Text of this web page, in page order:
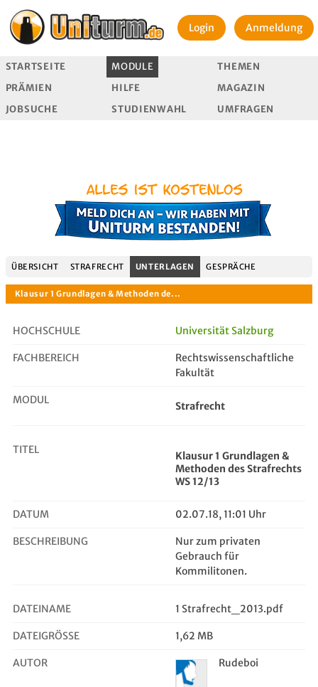
Login Anmeldung
STARTSEITE MODULE
THEMEN
PRÄMIEN
HILFE
MAGAZIN
JOBSUCHE
STUDIENWAHL UMFRAGEN
ÜBERSICHT STRAFRECHT UNTERLAGEN GESPRÄCHE
Klausur 1 Grundlagen & Methoden de...
HOCHSCHULE Universität Salzburg
FACHBEREICH
Rechtswissenschaftliche
Fakultät
MODUL Strafrecht
TITEL
Klausur 1 Grundlagen &
Methoden des Strafrechts
WS 12/13
DATUM 02.07.18, 11:01 Uhr
BESCHREIBUNG
Nur zum privaten
Gebrauch für
Kommilitonen.
DATEINAME 1 Strafrecht_2013.pdf
DATEIGRÖSSE 1,62 MB
AUTOR Rudeboi